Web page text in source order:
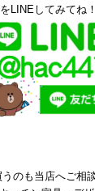
LINEしてみてね！
のも当店へご相